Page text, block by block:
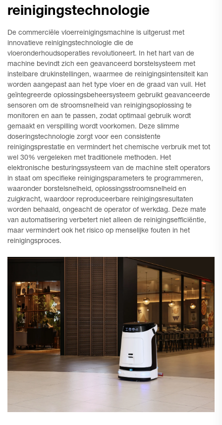
reinigingstechnologie
De commerciële vloerreinigingsmachine is uitgerust met
innovatieve reinigingstechnologie die de
vloeronderhoudsoperaties revolutioneert. In het hart van de
machine bevindt zich een geavanceerd borstelsysteem met
instelbare drukinstellingen, waarmee de reinigingsintensiteit kan
worden aangepast aan het type vloer en de graad van vuil. Het
geïntegreerde oplossingsbeheersysteem gebruikt geavanceerde
sensoren om de stroomsnelheid van reinigingsoplossing te
monitoren en aan te passen, zodat optimaal gebruik wordt
gemaakt en verspilling wordt voorkomen. Deze slimme
doseringstechnologie zorgt voor een consistente
reinigingsprestatie en vermindert het chemische verbruik met tot
wel 30% vergeleken met traditionele methoden. Het
elektronische besturingssysteem van de machine stelt operators
in staat om specifieke reinigingsparameters te programmeren,
waaronder borstelsnelheid, oplossingsstroomsnelheid en
zuigkracht, waardoor reproduceerbare reinigingsresultaten
worden behaald, ongeacht de operator of werkdag. Deze mate
van automatisering verbetert niet alleen de reinigingsefficiëntie,
maar vermindert ook het risico op menselijke fouten in het
reinigingsproces.